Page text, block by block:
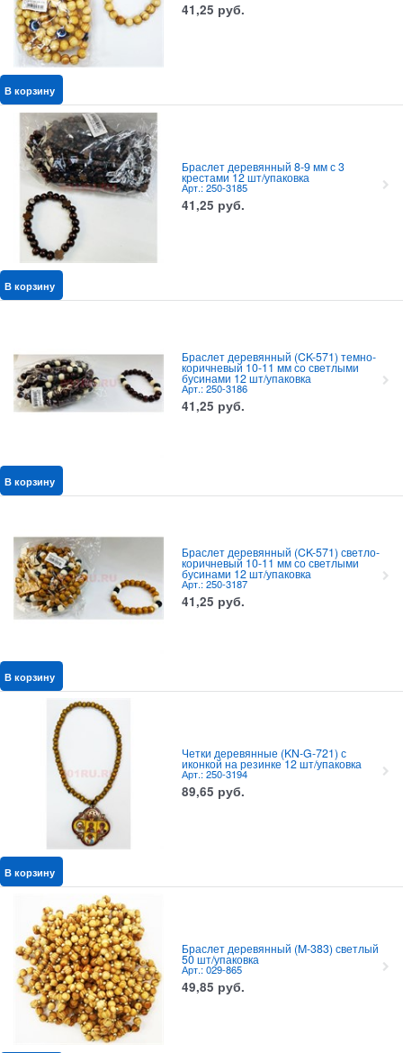
41,25 руб.
В корзину
Браслет деревянный 8-9 мм с 3
крестами 12 шт/упаковка
Арт.: 250-3185
41,25 руб.
В корзину
Браслет деревянный (CK-571) темно-
коричневый 10-11 мм со светлыми
бусинами 12 шт/упаковка
Арт.: 250-3186
41,25 руб.
В корзину
Браслет деревянный (CK-571) светло-
коричневый 10-11 мм со светлыми
бусинами 12 шт/упаковка
Арт.: 250-3187
41,25 руб.
В корзину
Четки деревянные (KN-G-721) с
иконкой на резинке 12 шт/упаковка
Арт.: 250-3194
89,65 руб.
В корзину
Браслет деревянный (M-383) светлый
50 шт/упаковка
Арт.: 029-865
49,85 руб.